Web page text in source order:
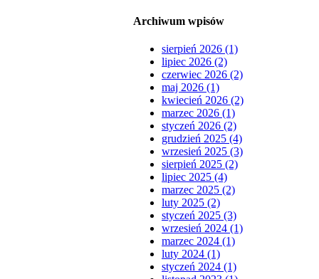
Archiwum wpisów
sierpień 2026 (1)
lipiec 2026 (2)
czerwiec 2026 (2)
maj 2026 (1)
kwiecień 2026 (2)
marzec 2026 (1)
styczeń 2026 (2)
grudzień 2025 (4)
wrzesień 2025 (3)
sierpień 2025 (2)
lipiec 2025 (4)
marzec 2025 (2)
luty 2025 (2)
styczeń 2025 (3)
wrzesień 2024 (1)
marzec 2024 (1)
luty 2024 (1)
styczeń 2024 (1)